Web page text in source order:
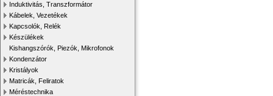
Induktivitás, Transzformátor
Kábelek, Vezetékek
Kapcsolók, Relék
Készülékek
Kishangszórók, Piezók, Mikrofonok
Kondenzátor
Kristályok
Matricák, Feliratok
Méréstechnika